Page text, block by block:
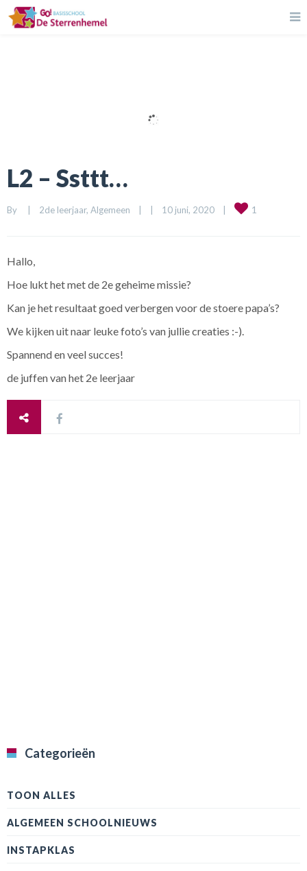
L2 – Ssttt…
By 2de leerjaar, Algemeen 10 juni, 2020 1
Hallo,
Hoe lukt het met de 2e geheime missie?
Kan je het resultaat goed verbergen voor de stoere papa’s?
We kijken uit naar leuke foto’s van jullie creaties :-).
Spannend en veel succes!
de juffen van het 2e leerjaar
Categorieën
TOON ALLES
ALGEMEEN SCHOOLNIEUWS
INSTAPKLAS